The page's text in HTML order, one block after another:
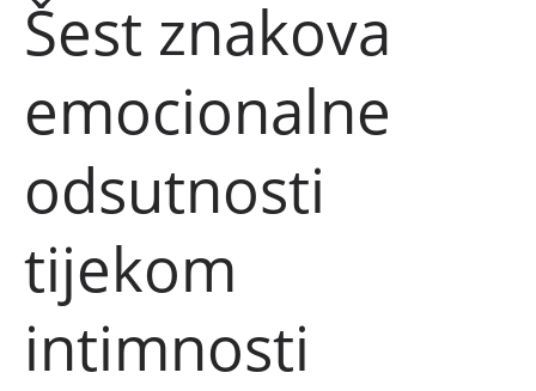
Šest znakova
emocionalne
odsutnosti
tijekom
intimnosti